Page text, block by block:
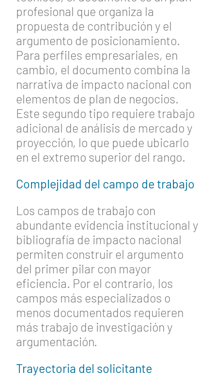
profesional que organiza la
propuesta de contribución y el
argumento de posicionamiento.
Para perfiles empresariales, en
cambio, el documento combina la
narrativa de impacto nacional con
elementos de plan de negocios.
Este segundo tipo requiere trabajo
adicional de análisis de mercado y
proyección, lo que puede ubicarlo
en el extremo superior del rango.
Complejidad del campo de trabajo
Los campos de trabajo con
abundante evidencia institucional y
bibliografía de impacto nacional
permiten construir el argumento
del primer pilar con mayor
eficiencia. Por el contrario, los
campos más especializados o
menos documentados requieren
más trabajo de investigación y
argumentación.
Trayectoria del solicitante